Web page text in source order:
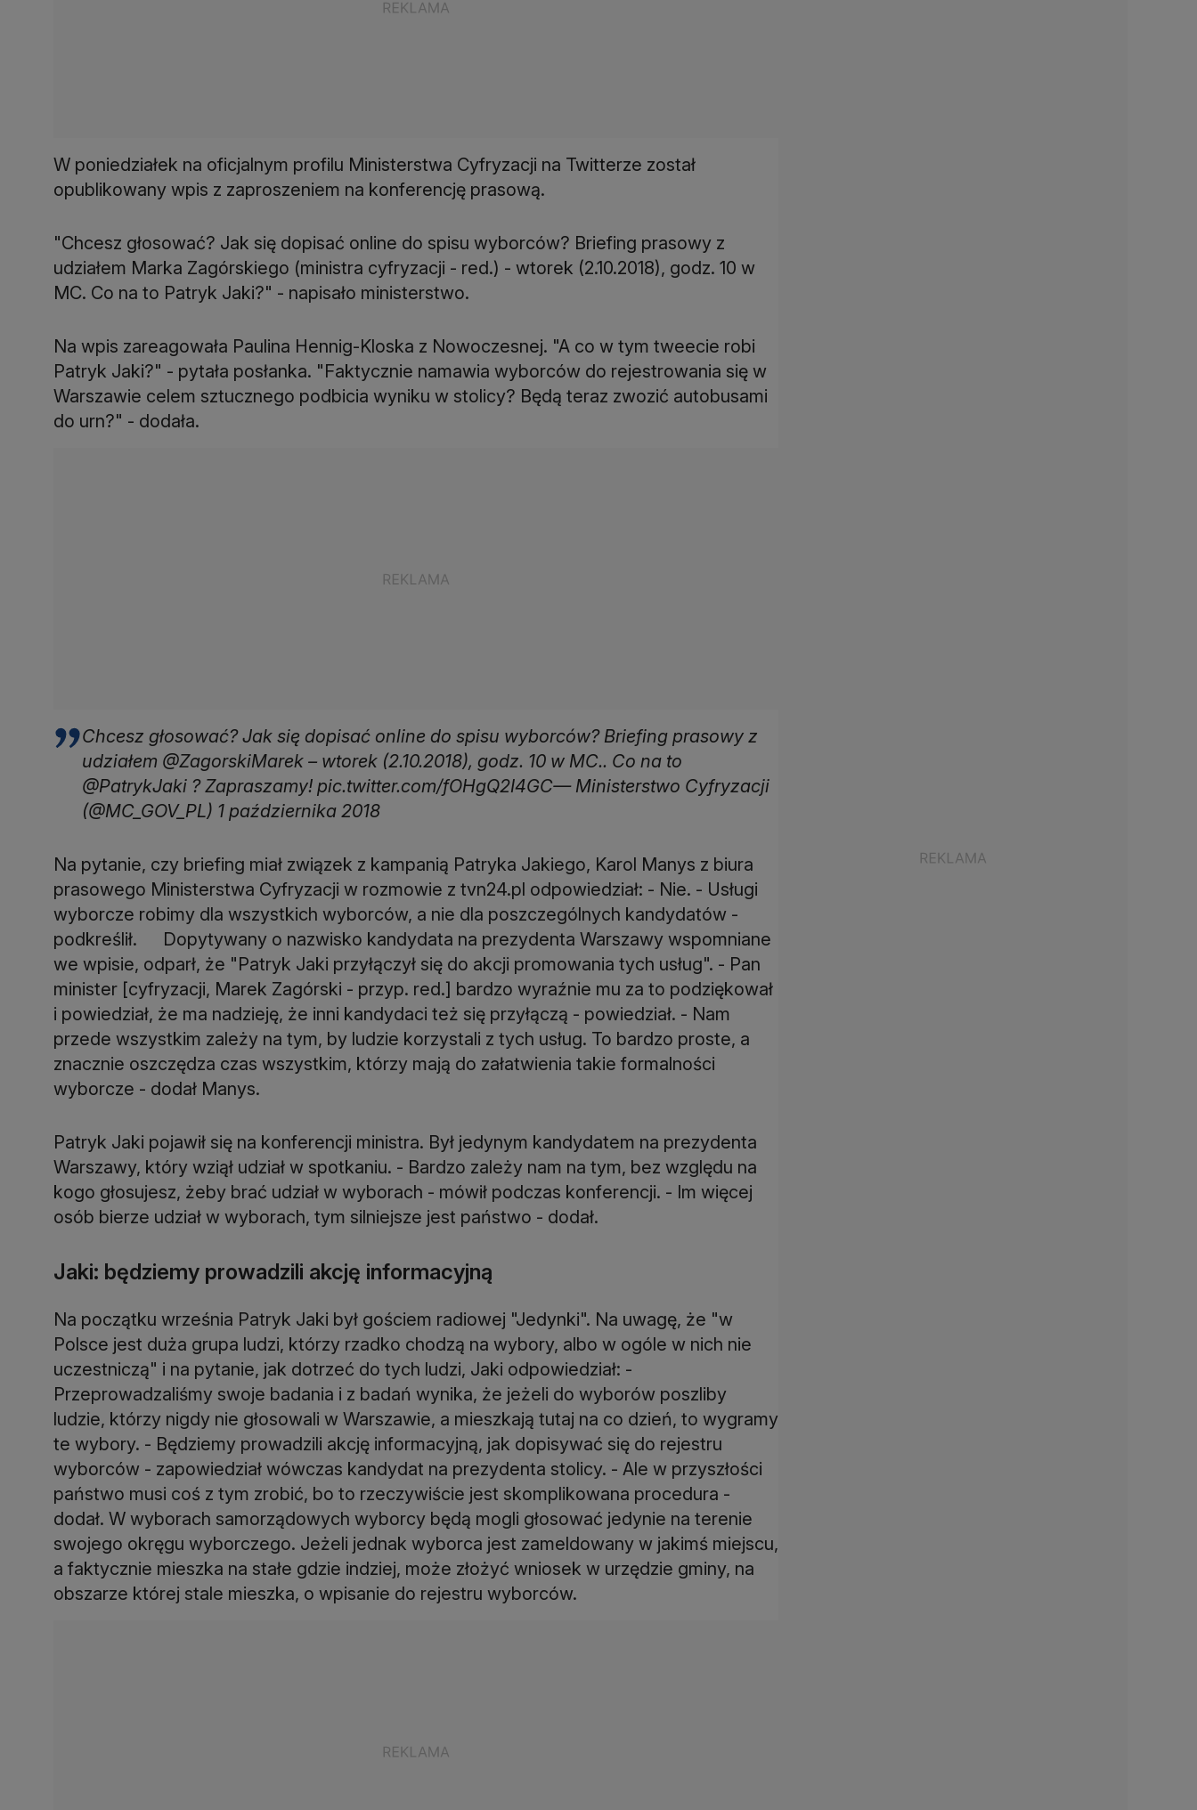
W poniedziałek na oficjalnym profilu Ministerstwa Cyfryzacji na Twitterze został
opublikowany wpis z zaproszeniem na konferencję prasową.
"Chcesz głosować? Jak się dopisać online do spisu wyborców? Briefing prasowy z
udziałem Marka Zagórskiego (ministra cyfryzacji - red.) - wtorek (2.10.2018), godz. 10 w
MC. Co na to Patryk Jaki?" - napisało ministerstwo.
Na wpis zareagowała Paulina Hennig-Kloska z Nowoczesnej. "A co w tym tweecie robi
Patryk Jaki?" - pytała posłanka. "Faktycznie namawia wyborców do rejestrowania się w
Warszawie celem sztucznego podbicia wyniku w stolicy? Będą teraz zwozić autobusami
do urn?" - dodała.
Chcesz głosować? Jak się dopisać online do spisu wyborców? Briefing prasowy z
udziałem @ZagorskiMarek – wtorek (2.10.2018), godz. 10 w MC.. Co na to
@PatrykJaki ? Zapraszamy! pic.twitter.com/fOHgQ2I4GC— Ministerstwo Cyfryzacji
(@MC_GOV_PL) 1 października 2018
Na pytanie, czy briefing miał związek z kampanią Patryka Jakiego, Karol Manys z biura
prasowego Ministerstwa Cyfryzacji w rozmowie z tvn24.pl odpowiedział: - Nie. - Usługi
wyborcze robimy dla wszystkich wyborców, a nie dla poszczególnych kandydatów -
podkreślił. Dopytywany o nazwisko kandydata na prezydenta Warszawy wspomniane
we wpisie, odparł, że "Patryk Jaki przyłączył się do akcji promowania tych usług". - Pan
minister [cyfryzacji, Marek Zagórski - przyp. red.] bardzo wyraźnie mu za to podziękował
i powiedział, że ma nadzieję, że inni kandydaci też się przyłączą - powiedział. - Nam
przede wszystkim zależy na tym, by ludzie korzystali z tych usług. To bardzo proste, a
znacznie oszczędza czas wszystkim, którzy mają do załatwienia takie formalności
wyborcze - dodał Manys.
Patryk Jaki pojawił się na konferencji ministra. Był jedynym kandydatem na prezydenta
Warszawy, który wziął udział w spotkaniu. - Bardzo zależy nam na tym, bez względu na
kogo głosujesz, żeby brać udział w wyborach - mówił podczas konferencji. - Im więcej
osób bierze udział w wyborach, tym silniejsze jest państwo - dodał.
Jaki: będziemy prowadzili akcję informacyjną
Na początku września Patryk Jaki był gościem radiowej "Jedynki". Na uwagę, że "w
Polsce jest duża grupa ludzi, którzy rzadko chodzą na wybory, albo w ogóle w nich nie
uczestniczą" i na pytanie, jak dotrzeć do tych ludzi, Jaki odpowiedział: -
Przeprowadzaliśmy swoje badania i z badań wynika, że jeżeli do wyborów poszliby
ludzie, którzy nigdy nie głosowali w Warszawie, a mieszkają tutaj na co dzień, to wygramy
te wybory. - Będziemy prowadzili akcję informacyjną, jak dopisywać się do rejestru
wyborców - zapowiedział wówczas kandydat na prezydenta stolicy. - Ale w przyszłości
państwo musi coś z tym zrobić, bo to rzeczywiście jest skomplikowana procedura -
dodał. W wyborach samorządowych wyborcy będą mogli głosować jedynie na terenie
swojego okręgu wyborczego. Jeżeli jednak wyborca jest zameldowany w jakimś miejscu,
a faktycznie mieszka na stałe gdzie indziej, może złożyć wniosek w urzędzie gminy, na
obszarze której stale mieszka, o wpisanie do rejestru wyborców.